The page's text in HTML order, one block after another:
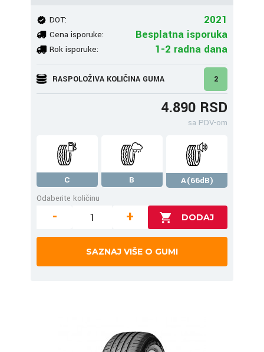
DOT: 2021
Cena isporuke: Besplatna isporuka
Rok isporuke: 1-2 radna dana
RASPOLOŽIVA KOLIČINA GUMA 2
4.890 RSD
sa PDV-om
C B
A(66dB)
Odaberite količinu
- +
SAZNAJ VIŠE O GUMI